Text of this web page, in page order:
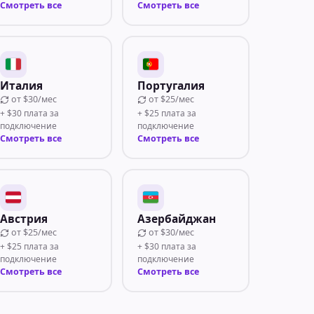
Смотреть все Смотреть все
Италия
от $30/мес
+ $30 плата за
подключение
Смотреть все
Португалия
от $25/мес
+ $25 плата за
подключение
Смотреть все
Австрия
от $25/мес
+ $25 плата за
подключение
Смотреть все
Азербайджан
от $30/мес
+ $30 плата за
подключение
Смотреть все